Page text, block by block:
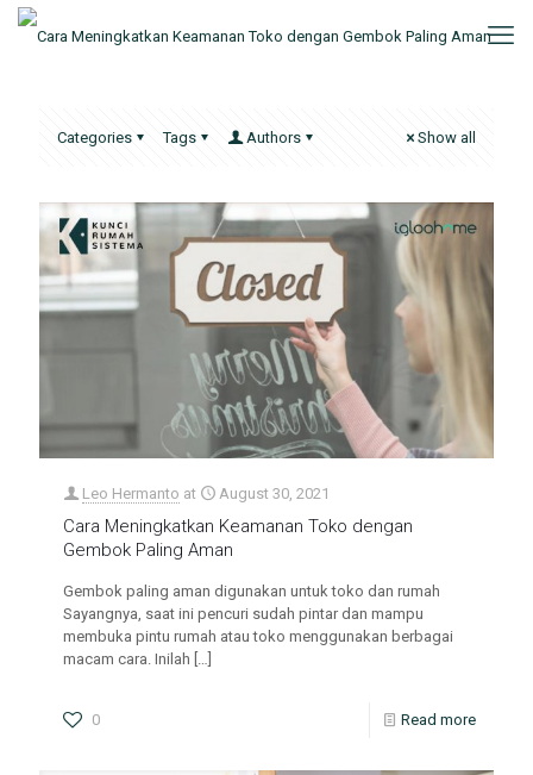
Categories Tags Authors Show all
Leo Hermanto at August 30, 2021
Cara Meningkatkan Keamanan Toko dengan
Gembok Paling Aman
Gembok paling aman digunakan untuk toko dan rumah
Sayangnya, saat ini pencuri sudah pintar dan mampu
membuka pintu rumah atau toko menggunakan berbagai
macam cara. Inilah […]
0 Read more